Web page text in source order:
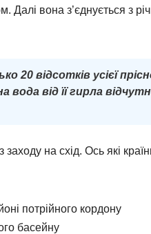
Далі вона з’єднується з
20 відсотків усієї
вода від її гирла
на схід. Ось які
потрійного кордону
басейну